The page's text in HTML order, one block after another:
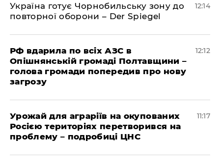
Україна готує Чорнобильську зону до
повторної оборони – Der Spiegel
12:14
РФ вдарила по всіх АЗС в
Опішнянській громаді Полтавщини –
голова громади попередив про нову
загрозу
12:12
Урожай для аграріїв на окупованих
Росією територіях перетворився на
проблему – подробиці ЦНС
11:17